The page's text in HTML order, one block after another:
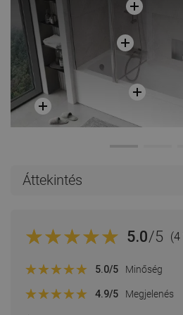
Áttekintés
5.0/5 (4
5.0/5 Minőség
4.9/5 Megjelenés